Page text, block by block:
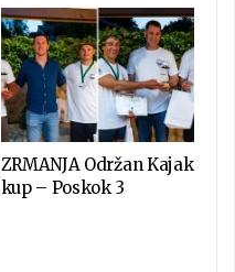
ZRMANJA Održan Kajak
kup – Poskok 3